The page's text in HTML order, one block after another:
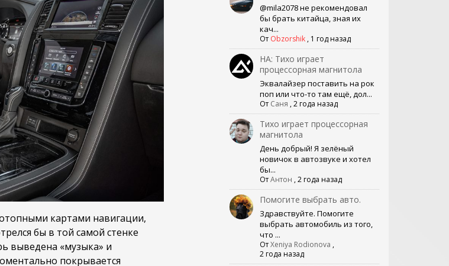
картами навигации,
бы в той самой стенке
выведена «музыка» и
покрывается
@mila2078 не рекомендовал
бы брать китайца, зная их
кач...
От Obzorshik, 1 год назад
НА: Тихо играет
процессорная магнитола
Эквалайзер поставить на рок
поп или что-то там ещё, дол...
От Саня ,2 года назад
Тихо играет процессорная
магнитола
День добрый! Я зелёный
новичок в автозвуке и хотел
бы...
ОтАнтон ,2 года назад
Помогите выбрать авто.
Здравствуйте. Помогите
выбрать автомобиль из того,
что ...
ОтXeniya Rodionova ,
2 года назад